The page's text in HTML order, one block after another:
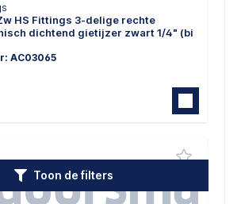
HS Fittings 3-delige rechte
dichtend gietijzer zwart 1/4" (bi
AC03065
Toon de filters